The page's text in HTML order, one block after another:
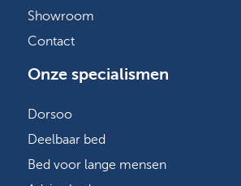
Showroom
Contact
Onze specialismen
Dorsoo
Deelbaar bed
Bed voor lange mensen